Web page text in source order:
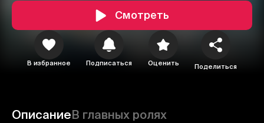
Смотреть
В избранное Подписаться Оценить Поделиться
ОписаниеВ главных ролях
1 2 3
Отправить